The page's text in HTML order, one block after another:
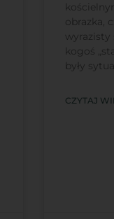
obrazka,
wyrazisty
kogoś
były
CZYTAJ